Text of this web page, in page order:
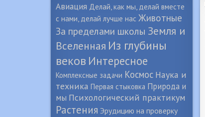
Авиация Делай, как мы, делай вместе
с нами, делай лучше нас Животные
За пределами школы Земля и
Вселенная Из глубины
веков Интересное
Комплексные задачи Космос Наука и
техника Первая стыковка Природа и
мы Психологический практикум
Растения Эрудицию на проверку